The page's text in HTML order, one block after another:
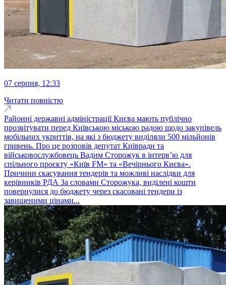
07 серпня, 12:33
Читати повністю
Районні державні адміністрації Києва мають публічно
прозвітувати перед Київською міською радою щодо закупівель
мобільних укриттів, на які з бюджету виділяли 500 мільйонів
гривень. Про це розповів депутат Київради та
військовослужбовець Вадим Сторожук в інтерв’ю для
спільного проєкту «Київ FM» та «Вечірнього Києва».
Причини скасування тендерів та можливі наслідки для
керівників РДА За словами Сторожука, виділені кошти
повернулися до бюджету через скасовані тендери із
завищеними цінами...